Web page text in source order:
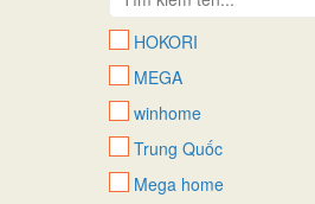
HOKORI
MEGA
winhome
Trung Quốc
Mega home